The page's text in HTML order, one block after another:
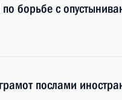
борьбе с
послами